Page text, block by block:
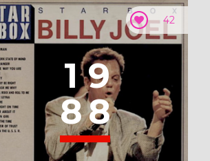
42
1 9
88